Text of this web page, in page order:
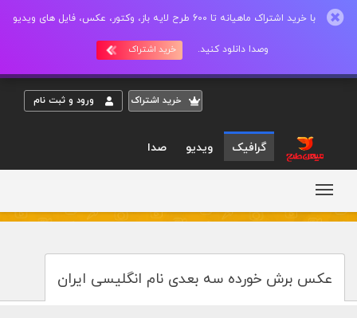
با خرید اشتراک ماهیانه تا 600 طرح لایه باز، وکتور، عکس، فایل های ویدیو
وصدا دانلود کنید. خرید اشتراک
خريد اشتراک ورود و ثبت نام
گرافیک ویدیو صدا
عکس برش خورده سه بعدی نام انگلیسی ایران